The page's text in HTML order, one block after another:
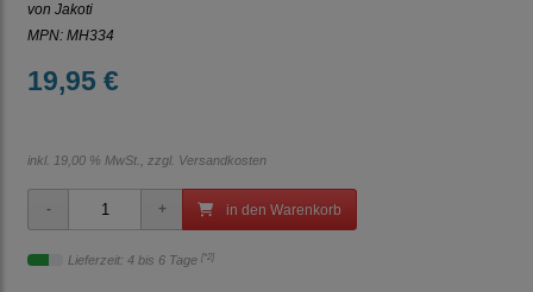
von Jakoti
MPN: MH334
19,95 €
inkl. 19,00 % MwSt., zzgl. Versandkosten
in den Warenkorb
Lieferzeit: 4 bis 6 Tage [*2]